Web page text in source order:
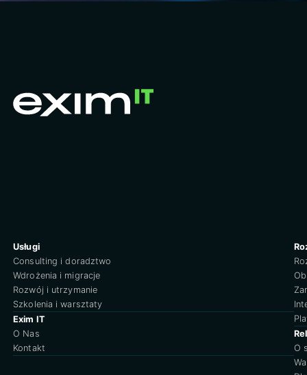
Usługi
Consulting i doradztwo
Wdrożenia i migracje
Rozwój i utrzymanie
Szkolenia i warsztaty
Exim IT
O Nas
Kontakt
O